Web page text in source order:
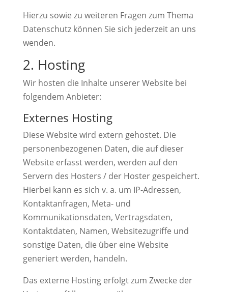
Hierzu sowie zu weiteren Fragen zum Thema
Datenschutz können Sie sich jederzeit an uns
wenden.
2. Hosting
Wir hosten die Inhalte unserer Website bei
folgendem Anbieter:
Externes Hosting
Diese Website wird extern gehostet. Die
personenbezogenen Daten, die auf dieser
Website erfasst werden, werden auf den
Servern des Hosters / der Hoster gespeichert.
Hierbei kann es sich v. a. um IP-Adressen,
Kontaktanfragen, Meta- und
Kommunikationsdaten, Vertragsdaten,
Kontaktdaten, Namen, Websitezugriffe und
sonstige Daten, die über eine Website
generiert werden, handeln.
Das externe Hosting erfolgt zum Zwecke der